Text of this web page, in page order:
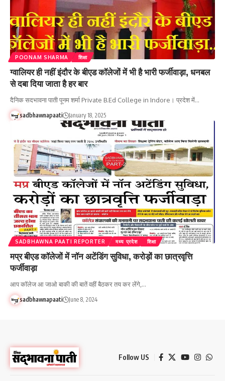
POONAM SHARMA शिक्षा
ग्वालियर ही नहीं इंदौर के बीएड कॉलेजों में भी है भारी फर्जीवाड़ा, धनबल
से दबा दिया जाता है हर बार
दैनिक सदभावना पाती पूनम शर्मा Private B.Ed College in Indore। प्रदेश में…
sadbhawnapaati January 18, 2025
SADBHAWNA PAATI REPORTER मध्य प्रदेश शिक्षा
मप्र बीएड कॉलेजों में नॉन अटेंडिंग सुविधा, करोड़ों का छात्रवृत्ति
फर्जीवाड़ा
आप कॉलेज आ जाओ बाकी की बातें वहीं बैठकर तय कर लेंगे,…
sadbhawnapaati June 8, 2024
Follow US